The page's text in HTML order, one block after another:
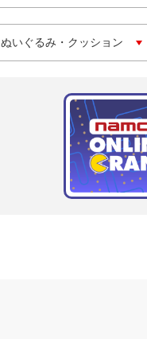
ぬいぐるみ・クッション